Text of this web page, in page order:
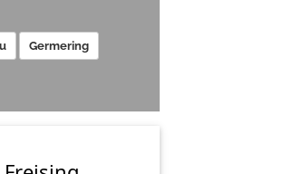
Germering